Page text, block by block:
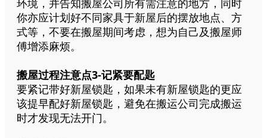
你亦应计划好不同家具于新屋后的摆放地点、方
式等，不要在搬屋期间考虑，想为自己及搬屋师
傅增添麻烦。
搬屋过程注意点3-记紧要配匙
要紧记带好新屋锁匙，如果未有新屋锁匙的更应
该提早配好新屋锁匙，避免在搬运公司完成搬运
时才发现无法开门。